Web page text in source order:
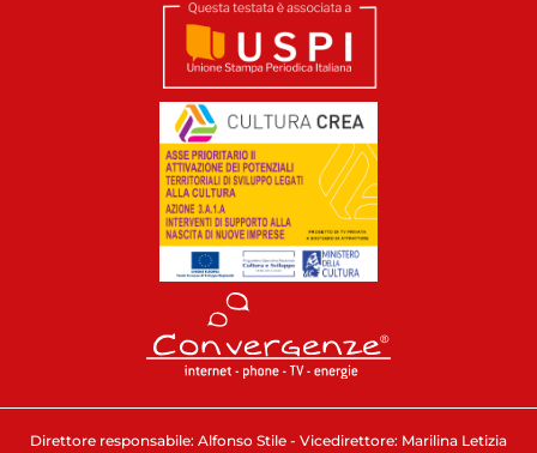
Direttore responsabile: Alfonso Stile - Vicedirettore: Marilina Letizia